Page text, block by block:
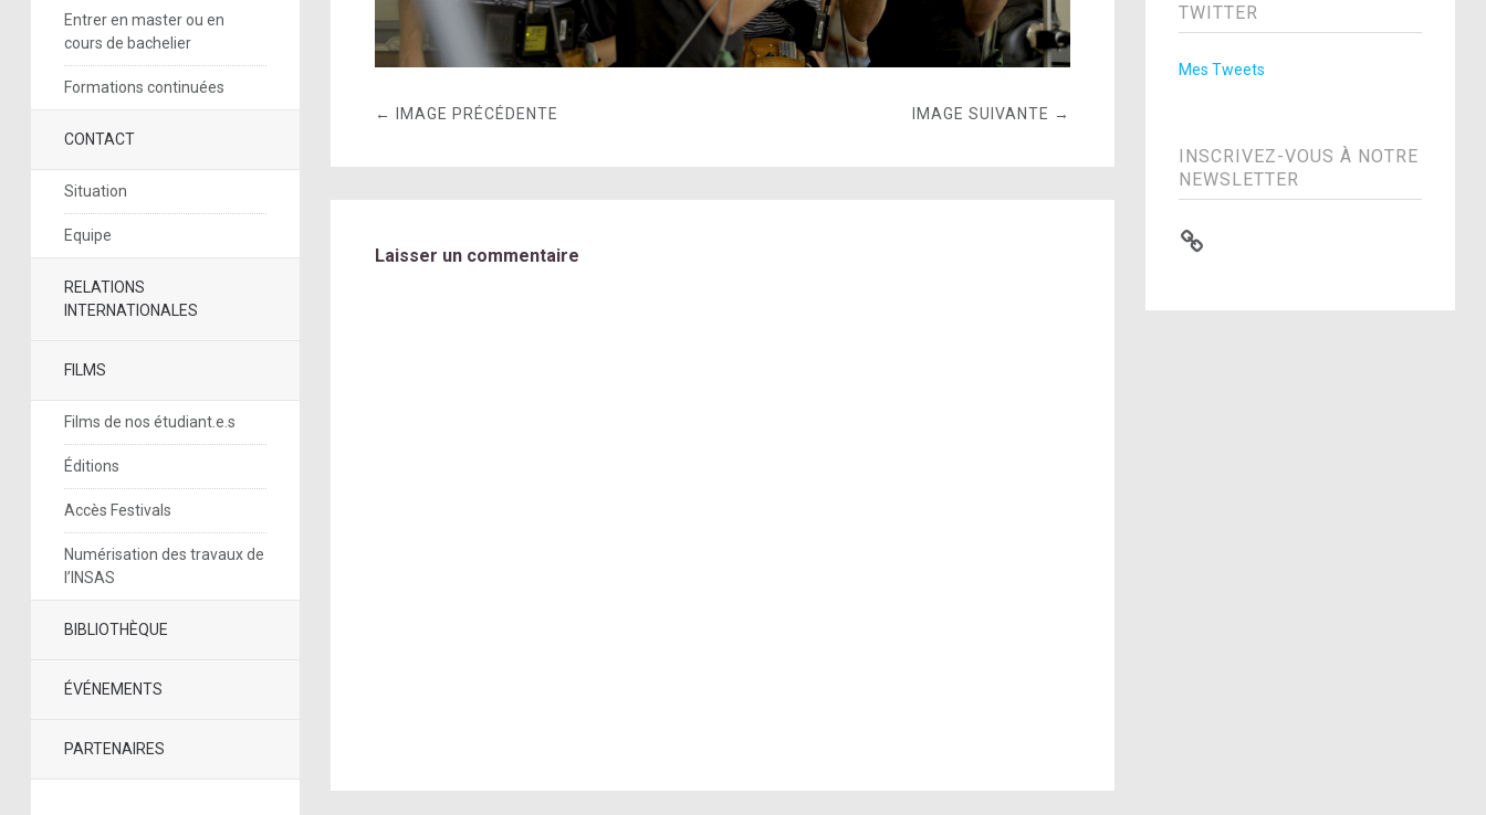
Entrer en master ou en
cours de bachelier
Formations continuées
CONTACT
Situation
Equipe
RELATIONS
INTERNATIONALES
FILMS
Films de nos étudiant.e.s
Éditions
Accès Festivals
Numérisation des travaux de
l’INSAS
BIBLIOTHÈQUE
ÉVÉNEMENTS
PARTENAIRES
← IMAGE PRÉCÉDENTE IMAGE SUIVANTE →
Laisser un commentaire
TWITTER
Mes Tweets
INSCRIVEZ-VOUS À NOTRE
NEWSLETTER